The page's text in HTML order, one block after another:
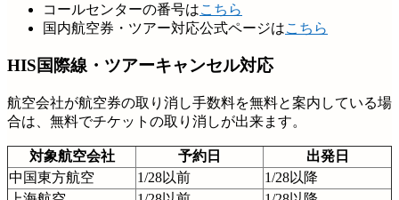
コールセンターの番号はこちら
国内航空券・ツアー対応公式ページはこちら
HIS国際線・ツアーキャンセル対応
航空会社が航空券の取り消し手数料を無料と案内している場
合は、無料でチケットの取り消しが出来ます。
対象航空会社 予約日
出発日
中国東方航空
1/28以前
1/28以降